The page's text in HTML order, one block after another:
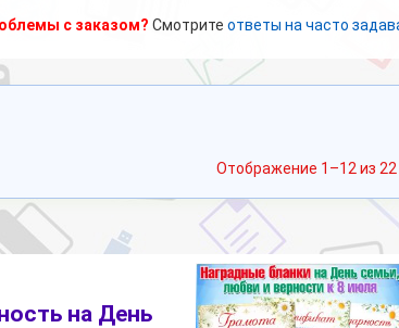
с заказом? Смотрите ответы на часто
Отображение 1–12 из 22
на День